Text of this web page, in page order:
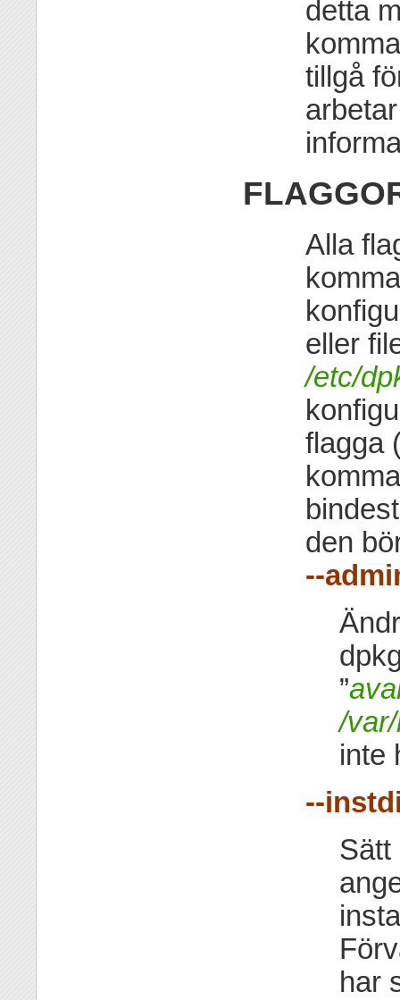
detta
tillgå
Alla
eller
/etc/
flagga
den
--
”
/
inte
--
Sätt
har